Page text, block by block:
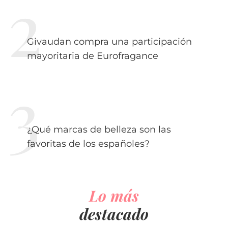
Givaudan compra una participación
mayoritaria de Eurofragance
¿Qué marcas de belleza son las
favoritas de los españoles?
Lo más
destacado